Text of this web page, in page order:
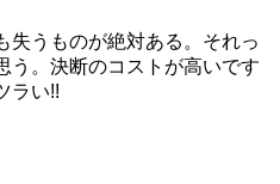
うものが絶対ある。それっ
う。決断のコストが高いです
ラい!!